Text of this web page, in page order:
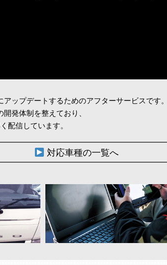
ップデートするためのアフターサービスです。
発体制を整えており、
配信しています。
対応車種の一覧へ